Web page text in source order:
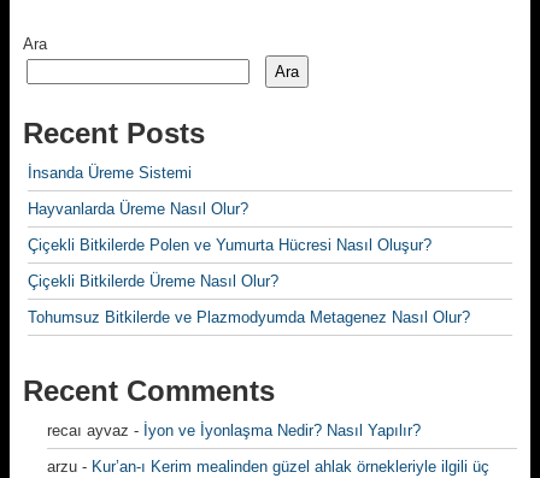
Ara
Ara
Recent Posts
İnsanda Üreme Sistemi
Hayvanlarda Üreme Nasıl Olur?
Çiçekli Bitkilerde Polen ve Yumurta Hücresi Nasıl Oluşur?
Çiçekli Bitkilerde Üreme Nasıl Olur?
Tohumsuz Bitkilerde ve Plazmodyumda Metagenez Nasıl Olur?
Recent Comments
recaı ayvaz - İyon ve İyonlaşma Nedir? Nasıl Yapılır?
arzu - Kur’an-ı Kerim mealinden güzel ahlak örnekleriyle ilgili üç